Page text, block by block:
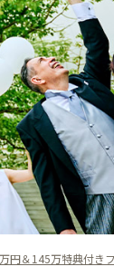
円＆145万特典付き